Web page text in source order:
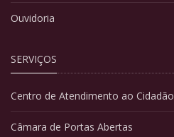
Ouvidoria
SERVIÇOS
Centro de Atendimento ao Cidadão
Câmara de Portas Abertas